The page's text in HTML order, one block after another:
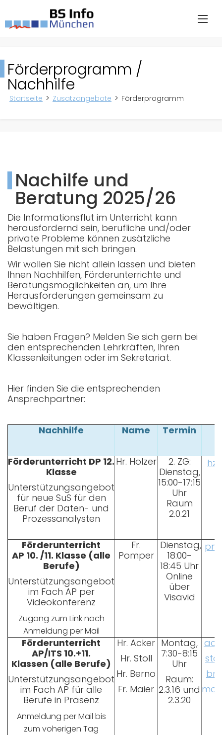
Förderprogramm /
Nachhilfe
Startseite Zusatzangebote Förderprogramm
Nachilfe und
Beratung 2025/26
Die Informationsflut im Unterricht kann
herausfordernd sein, berufliche und/oder
private Probleme können zusätzliche
Belastungen mit sich bringen.
Wir wollen Sie nicht allein lassen und bieten
Ihnen Nachhilfen, Förderunterrichte und
Beratungsmöglichkeiten an, um Ihre
Herausforderungen gemeinsam zu
bewältigen.
Sie haben Fragen? Melden Sie sich gern bei
den entsprechenden Lehrkräften, Ihren
Klassenleitungen oder im Sekretariat.
Hier finden Sie die entsprechenden
Ansprechpartner:
Nachhilfe Name Termin
Förderunterricht DP 12.
Klasse
Unterstützungsangebot
für neue SuS für den
Beruf der Daten- und
Prozessanalysten
Hr. Holzer
2. ZG:
Dienstag,
15:00-17:15
Uhr
Raum
2.0.21
Förderunterricht
AP 10. /11. Klasse (alle
Berufe)
Unterstützungsangebot
im Fach AP per
Videokonferenz
Zugang zum Link nach
Anmeldung per Mail
Fr.
Pomper
Dienstag,
18:00-
18:45 Uhr
Online
über
Visavid
Förderunterricht
AP/ITS 10.+11.
Klassen (alle Berufe)
Unterstützungsangebot
im Fach AP für alle
Berufe in Präsenz
Anmeldung per Mail bis
zum voherigen Tag
Hr. Acker
Hr. Stoll
Hr. Berno
Fr. Maier
Montag,
7:30-8:15
Uhr
Raum:
2.3.16 und
2.3.20